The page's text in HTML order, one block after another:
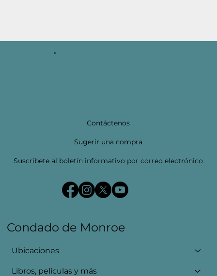
Contáctenos
Sugerir una compra
Suscríbete al boletín informativo por correo electrónico
Condado de Monroe
Ubicaciones
Libros, películas y más